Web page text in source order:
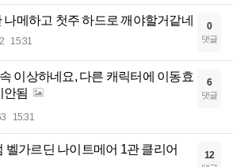
나메하고 첫주 하드로 깨야할거같네
15:31
0
댓글
이상하네요, 다른 캐릭터에 이동효
안됨
15:31
6
댓글
벨가르딘 나이트메어 1관 클리어 12